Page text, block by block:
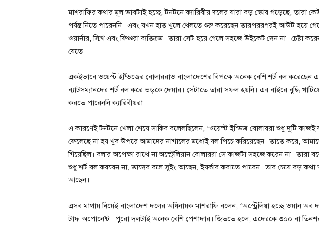
মাশরাফির কথার মূল ভাবটাই হচ্ছে, টনটনে ক্যারিবীয় দলের যারা বড় স্কোর গড়েছে, তারা
পর্যন্ত নিতে পারেননি। এবং যখন হাত খুলে খেলতে শুরু করেছেন তারপররপরই আউট হয়ে
ওয়ার্নার, স্মিথ এবং ফিঞ্চরা ব্যতিক্রম। তারা সেট হয়ে গেলে সহজে উইকেট দেন না। চেষ্টা
যেতে।
একইভাবে ওয়েস্ট ইন্ডিজের বোলাররাও বাংলাদেশের বিপক্ষে অনেক বেশি শর্ট বল করেছেন
ব্যাটসম্যানদের শর্ট বল করে ভড়কে দেয়ার। সেটাতে তারা সফল হয়নি। এর বাইরে বুদ্ধি
করতে পারেননি ক্যারিবীয়রা।
এ কারণেই টনটনে খেলা শেষে সাকিব বলেলছিলেন, ‘ওয়েস্ট ইন্ডিজ বোলাররা শুধু দুটি কাজই
ফেলেছে না হয় খুব উপরে আমাদের নাগালের মধ্যেই বল পিচে করিয়েছেন। তাতে করে,
গিয়েছিল। বলার অপেক্ষা রাখে না অস্ট্রেলিয়ান বোলাররা সে কাজটা সহজে করেন না। তারা
শুধু শর্ট বল করবেন না, তাদের বলে সুইং আছেন, ইয়র্কার করাতে পারেন। তার চেয়ে বড় কথা
আছেন।
এসব মাথায় নিয়েই বাংলাদেশ দলের অধিনায়ক মাশরাফি বলেন, ‘অস্ট্রেলিয়া হচ্ছে ওয়ান অব
টাফ অপোনেন্ট। পুরো দলটাই অনেক বেশি পেশাদার। জিততে হলে, এদেরকে ৩০০ বা